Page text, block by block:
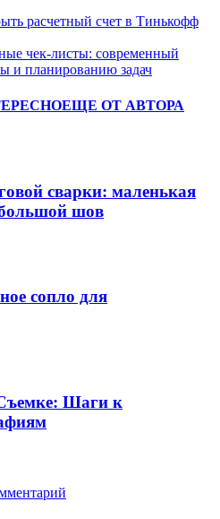
расчетный счет в Тинькофф
чек-листы: современный
и планированию задач
ЕЩЕ ОТ АВТОРА
сварки: маленькая
шов
сопло для
Шаги к